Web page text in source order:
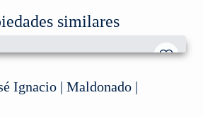
similares
Ignacio | Maldonado |